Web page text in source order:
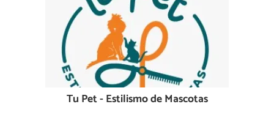
Tu Pet - Estilismo de Mascotas